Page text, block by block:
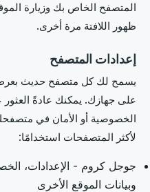
المتصفح الخاص بك وزيارة
ظهور اللافتة مرة أخرى.
إعدادات المتصفح
يسمح لك كل متصفح حديث بعرض
على جهازك. يمكنك عادةً
الخصوصية أو الأمان في
لأكثر المتصفحات استخدامًا:
جوجل كروم - الإعدادات،
وبيانات الموقع الأخرى